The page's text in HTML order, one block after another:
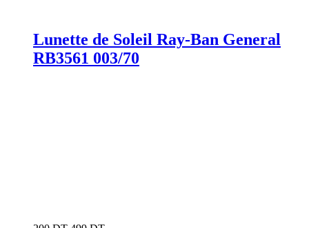
Lunette de Soleil Ray-Ban General
RB3561 003/70